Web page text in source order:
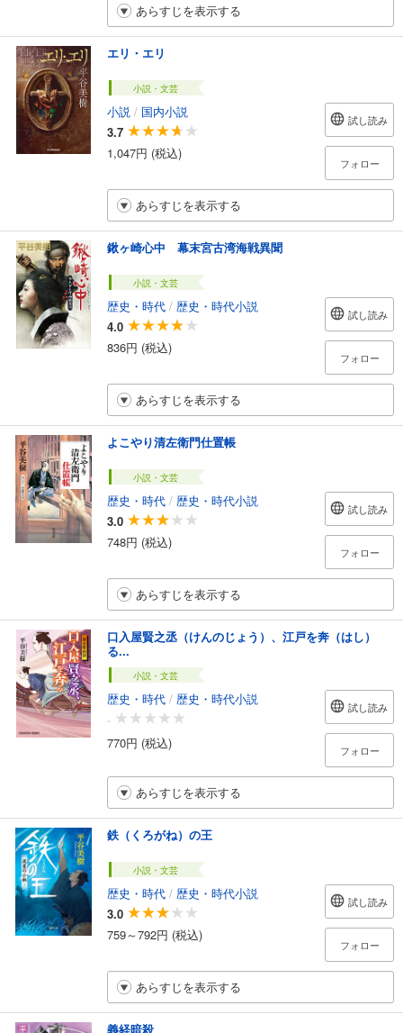
あらすじを表示する
エリ・エリ
小説・文芸
小説 / 国内小説
3.7
1,047円 (税込)
試し読み
フォロー
あらすじを表示する
鍬ヶ崎心中 幕末宮古湾海戦異聞
小説・文芸
歴史・時代 / 歴史・時代小説
4.0
836円 (税込)
試し読み
フォロー
あらすじを表示する
よこやり清左衛門仕置帳
小説・文芸
歴史・時代 / 歴史・時代小説
3.0
748円 (税込)
試し読み
フォロー
あらすじを表示する
口入屋賢之丞（けんのじょう）、江戸を奔（はし）
る...
小説・文芸
歴史・時代 / 歴史・時代小説
-
770円 (税込)
試し読み
フォロー
あらすじを表示する
鉄（くろがね）の王
小説・文芸
歴史・時代 / 歴史・時代小説
3.0
759～792円 (税込)
試し読み
フォロー
あらすじを表示する
義経暗殺